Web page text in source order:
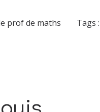
prof de maths
Tags :